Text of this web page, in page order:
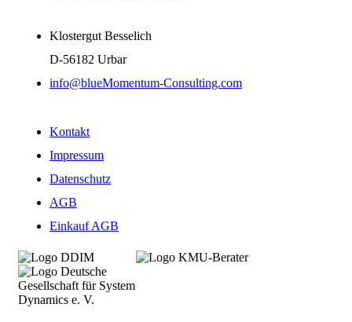
Klostergut Besselich
D-56182 Urbar
info@blueMomentum-Consulting.com
Kontakt
Impressum
Datenschutz
AGB
Einkauf AGB